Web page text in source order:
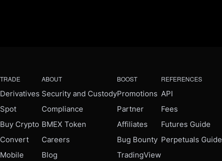
TRADE
Derivatives
Spot
Buy Crypto
Convert
Mobile
ABOUT
Security and Custody
Compliance
BMEX Token
Careers
Blog
BOOST
Promotions
Partner
Affiliates
Bug Bounty
TradingView
REFERENCES
API
Fees
Futures Guide
Perpetuals Guide